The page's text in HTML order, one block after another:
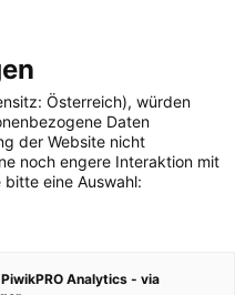
kommen am Klima nicht
Österreich), würden
Daten
der Website nicht
noch engere Interaktion mit
eine Auswahl:
Analytics - via